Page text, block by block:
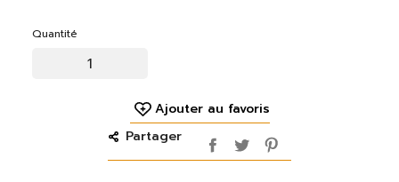
Quantité
Ajouter au favoris
Partager